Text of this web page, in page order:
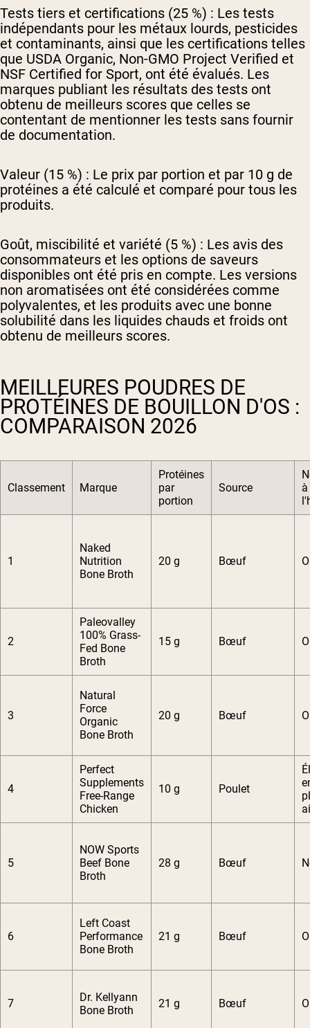
Tests tiers et certifications (25 %) : Les tests
indépendants pour les métaux lourds, pesticides
et contaminants, ainsi que les certifications telles
que USDA Organic, Non-GMO Project Verified et
NSF Certified for Sport, ont été évalués. Les
marques publiant les résultats des tests ont
obtenu de meilleurs scores que celles se
contentant de mentionner les tests sans fournir
de documentation.
Valeur (15 %) : Le prix par portion et par 10 g de
protéines a été calculé et comparé pour tous les
produits.
Goût, miscibilité et variété (5 %) : Les avis des
consommateurs et les options de saveurs
disponibles ont été pris en compte. Les versions
non aromatisées ont été considérées comme
polyvalentes, et les produits avec une bonne
solubilité dans les liquides chauds et froids ont
obtenu de meilleurs scores.
MEILLEURES POUDRES DE
PROTÉINES DE BOUILLON D'OS :
COMPARAISON 2026
Classement Marque
Protéines
par
portion
Source
à
1
Naked
Nutrition
Bone Broth
20 g Bœuf
2
Paleovalley
100% Grass-
Fed Bone
Broth
15 g Bœuf
3
Natural
Force
Organic
Bone Broth
20 g Bœuf
4
Perfect
Supplements
Free-Range
Chicken
10 g Poulet
5
NOW Sports
Beef Bone
Broth
28 g Bœuf
6
Left Coast
Performance
Bone Broth
21 g Bœuf
7
Dr. Kellyann
Bone Broth
21 g Bœuf